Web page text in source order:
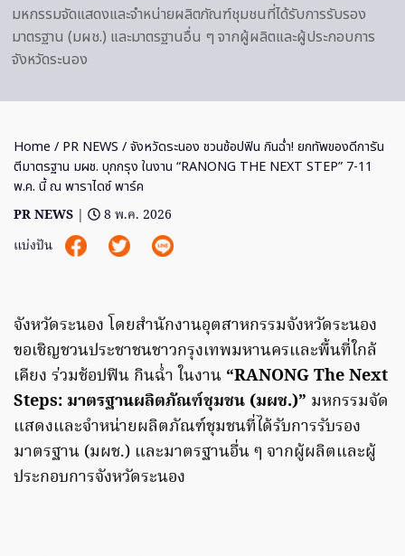
มหกรรมจัดแสดงและจำหน่ายผลิตภัณฑ์ชุมชนที่ได้รับการรับรอง
มาตรฐาน (มผช.) และมาตรฐานอื่น ๆ จากผู้ผลิตและผู้ประกอบการ
จังหวัดระนอง
Home / PR NEWS / จังหวัดระนอง ชวนช้อปฟิน กินฉ่ำ! ยกทัพของดีการัน
ตีมาตรฐาน มผช. บุกกรุง ในงาน “RANONG THE NEXT STEP” 7-11
พ.ค. นี้ ณ พาราไดซ์ พาร์ค
PR NEWS |
8 พ.ค. 2026
แบ่งปัน
จังหวัดระนอง โดยสำนักงานอุตสาหกรรมจังหวัดระนอง
ขอเชิญชวนประชาชนชาวกรุงเทพมหานครและพื้นที่ใกล้
เคียง ร่วมช้อปฟิน กินฉ่ำ ในงาน “RANONG The Next
Steps: มาตรฐานผลิตภัณฑ์ชุมชน (มผช.)” มหกรรมจัด
แสดงและจำหน่ายผลิตภัณฑ์ชุมชนที่ได้รับการรับรอง
มาตรฐาน (มผช.) และมาตรฐานอื่น ๆ จากผู้ผลิตและผู้
ประกอบการจังหวัดระนอง